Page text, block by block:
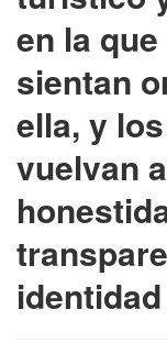
en la
sientan
ella, y
vuelvan